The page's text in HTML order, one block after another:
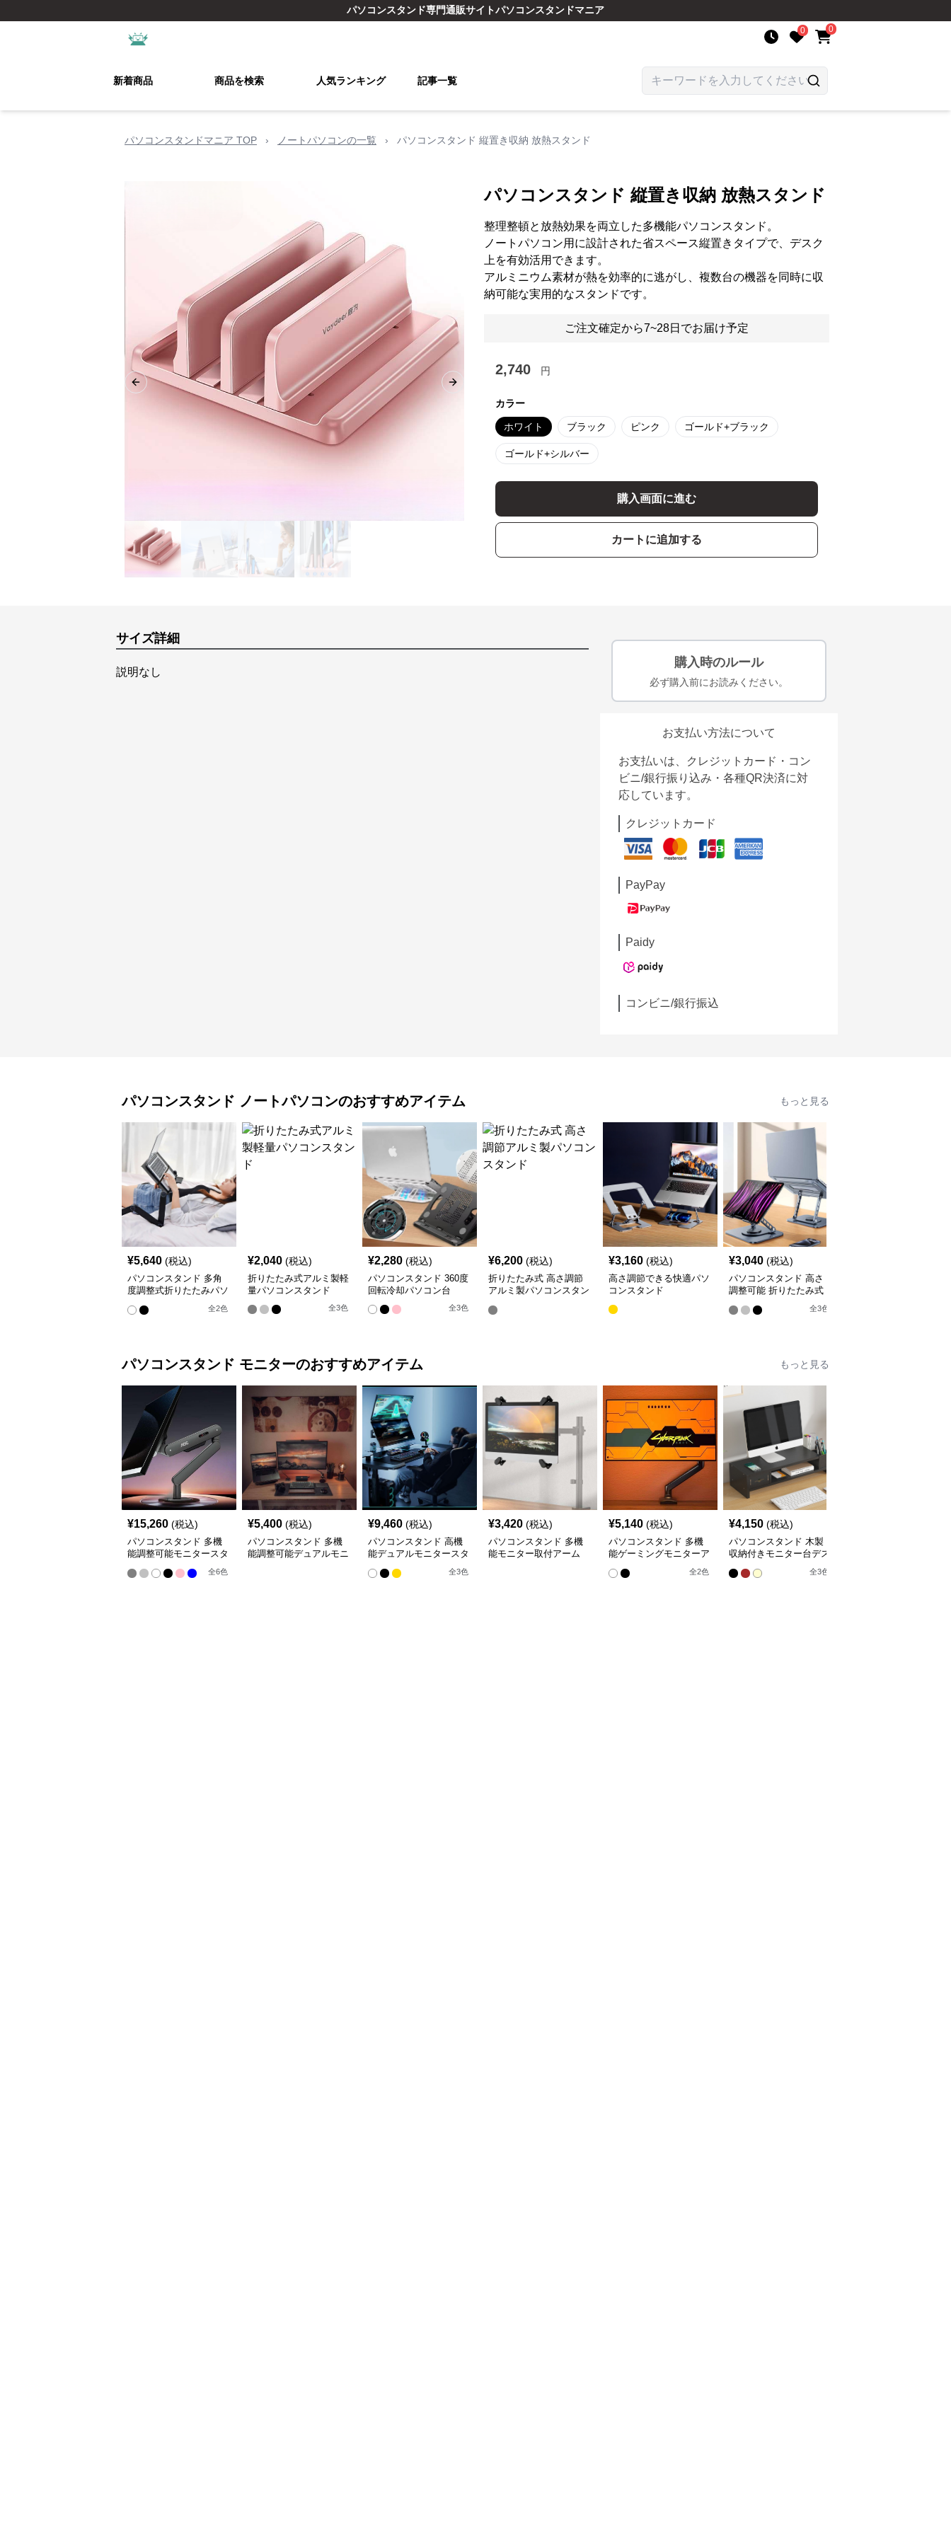
パソコンスタンド専門通販サイトパソコンスタンドマニア
0 0
新着商品 商品を検索 人気ランキング 記事一覧
パソコンスタンドマニア TOP › ノートパソコンの一覧 › パソコンスタンド 縦置き収納 放熱スタンド
Previous slide Next slide
パソコンスタンド 縦置き収納 放熱スタンド
整理整頓と放熱効果を両立した多機能パソコンスタンド。
ノートパソコン用に設計された省スペース縦置きタイプで、デスク
上を有効活用できます。
アルミニウム素材が熱を効率的に逃がし、複数台の機器を同時に収
納可能な実用的なスタンドです。
ご注文確定から7~28日でお届け予定
2,740 円
カラー
ホワイト ブラック ピンク ゴールド+ブラック
ゴールド+シルバー
購入画面に進む
カートに追加する
サイズ詳細
説明なし
購入時のルール
必ず購入前にお読みください。
お支払い方法について
お支払いは、クレジットカード・コン
ビニ/銀行振り込み・各種QR決済に対
応しています。
クレジットカード
PayPay
Paidy
コンビニ/銀行振込
パソコンスタンド ノートパソコンのおすすめアイテム もっと見る
¥5,640 (税込)
パソコンスタンド 多角
度調整式折りたたみパソ
全2色
¥2,040 (税込)
折りたたみ式アルミ製軽
量パソコンスタンド
全3色
¥2,280 (税込)
パソコンスタンド 360度
回転冷却パソコン台
全3色
¥6,200 (税込)
折りたたみ式 高さ調節
アルミ製パソコンスタン
¥3,160 (税込)
高さ調節できる快適パソ
コンスタンド
¥3,040 (税込)
パソコンスタンド 高さ
調整可能 折りたたみ式
全3色
パソコンスタンド モニターのおすすめアイテム もっと見る
¥15,260 (税込)
パソコンスタンド 多機
能調整可能モニタースタ
全6色
¥5,400 (税込)
パソコンスタンド 多機
能調整可能デュアルモニ
¥9,460 (税込)
パソコンスタンド 高機
能デュアルモニタースタ
全3色
¥3,420 (税込)
パソコンスタンド 多機
能モニター取付アーム
¥5,140 (税込)
パソコンスタンド 多機
能ゲーミングモニターア
全2色
¥4,150 (税込)
パソコンスタンド 木製
収納付きモニター台デス
全3色